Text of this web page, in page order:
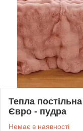
Тепла
Євро - пудра
Немає в наявності